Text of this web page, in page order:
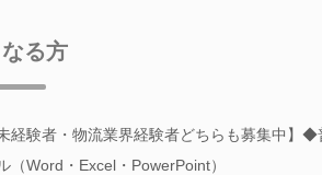
る方
未経験者・物流業界経験者どちらも募集中】
（Word・Excel・PowerPoint）